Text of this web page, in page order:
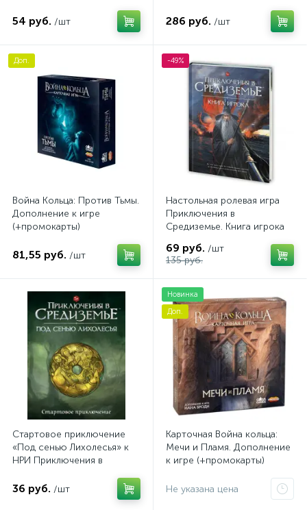
54 руб. /шт 286 руб. /шт
Доп.
Война Кольца: Против Тьмы.
Дополнение к игре
(+промокарты)
81,55 руб. /шт
-49%
Настольная ролевая игра
Приключения в
Средиземье. Книга игрока
69 руб. /шт
135 руб.
Стартовое приключение
«Под сенью Лихолесья» к
НРИ Приключения в
36 руб. /шт
Новинка
Доп.
Карточная Война кольца:
Мечи и Пламя. Дополнение
к игре (+промокарты)
Не указана цена